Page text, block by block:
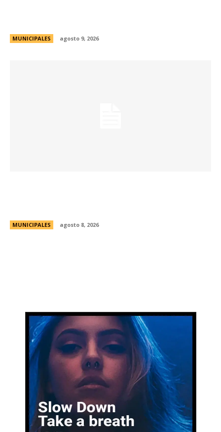
MUNICIPALES agosto 9, 2026
MUNICIPALES agosto 8, 2026